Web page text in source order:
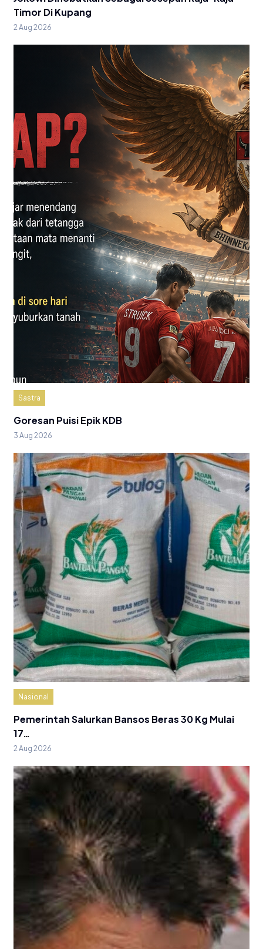
Timor Di Kupang
2 Aug 2026
Sastra
Goresan Puisi Epik KDB
3 Aug 2026
Nasional
Pemerintah Salurkan Bansos Beras 30 Kg Mulai
17…
2 Aug 2026